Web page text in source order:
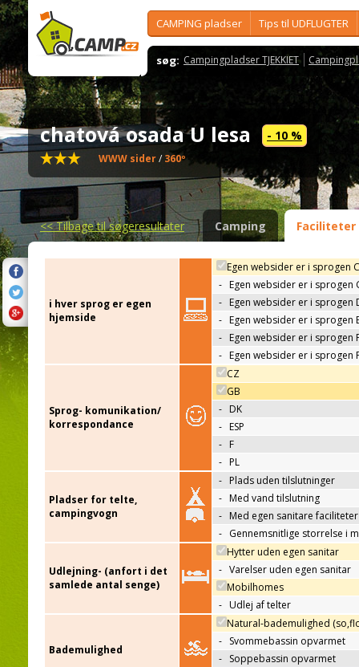
CAMPING pladser Tips til UDFLUGTER
søg: Campingpladser TJEKKIET
chatová osada U lesa - 10 %
WWW sider/360º
<<Tilbage til søgeresultater Camping Faciliteter
i hver sprog er egen
hjemside
Egen websider er i sprogen
- Egen websider er i sprogen
- Egen websider er i sprogen
- Egen websider er i sprogen
- Egen websider er i sprogen
- Egen websider er i sprogen
Sprog- komunikation/
korrespondance
CZ
GB
- DK
- ESP
- F
- PL
Pladser for telte,
campingvogn
- Plads uden tilslutninger
- Med vand tilslutning
- Med egen sanitare faciliteter
- Gennemsnitlige storrelse i
Udlejning- (anfort i det
samlede antal senge)
Hytter uden egen sanitar
- Varelser uden egen sanitar
Mobilhomes
- Udlej af telter
Bademulighed
Natural-bademulighed
- Svommebassin opvarmet
- Soppebassin opvarmet